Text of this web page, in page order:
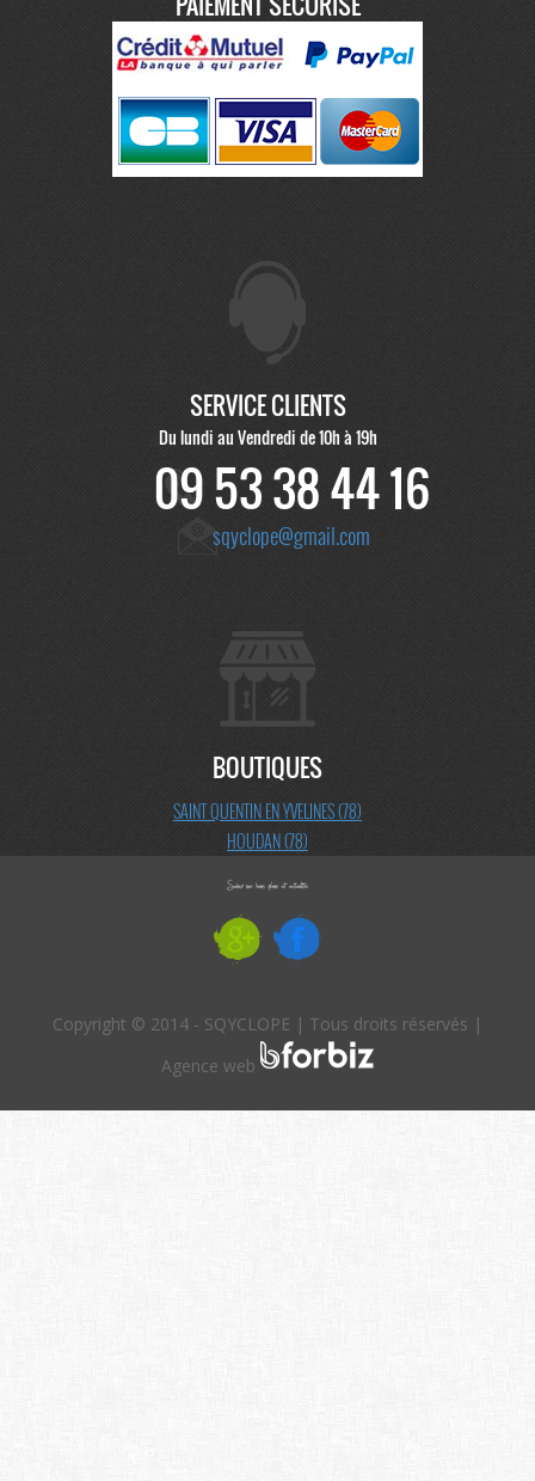
SERVICE CLIENTS
Du lundi au Vendredi de 10h à 19h
09 53 38 44 16
sqyclope@gmail.com
BOUTIQUES
SAINT QUENTIN EN YVELINES (78)
HOUDAN (78)
Copyright © 2014 - SQYCLOPE | Tous droits réservés |
Agence web